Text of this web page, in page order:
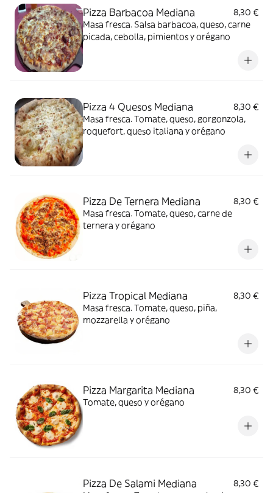
Pizza Barbacoa Mediana
8,30 €
Masa fresca. Salsa barbacoa, queso, carne
picada, cebolla, pimientos y orégano
Pizza 4 Quesos Mediana
8,30 €
Masa fresca. Tomate, queso, gorgonzola,
roquefort, queso italiana y orégano
Pizza De Ternera Mediana
8,30 €
Masa fresca. Tomate, queso, carne de
ternera y orégano
Pizza Tropical Mediana
8,30 €
Masa fresca. Tomate, queso, piña,
mozzarella y orégano
Pizza Margarita Mediana
8,30 €
Tomate, queso y orégano
Pizza De Salami Mediana
8,30 €